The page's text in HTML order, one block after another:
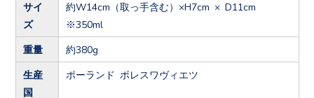
サイ
ズ
約W14cm（取っ手含む）×H7cm × D11cm
※350ml
重量 約380g
生産
国
ポーランド ボレスワヴィエツ